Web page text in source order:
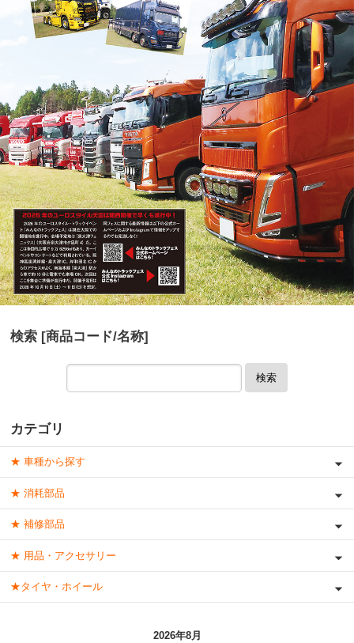
検索 [商品コード/名称]
検索
カテゴリ
★ 車種から探す
★ 消耗部品
★ 補修部品
★ 用品・アクセサリー
★タイヤ・ホイール
2026年8月